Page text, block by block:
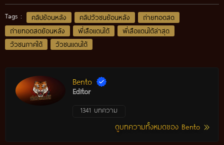
Tags : คลิปย้อนหลัง คลิปวัวชนย้อนหลัง
ถ่ายทอดสด
ถ่ายทอดสดย้อนหลัง
พี่เสือแดนใต้
พี่เสือแดนใต้ล่าสุด
วัวชนภาคใต้
วัวชนแดนใต้
Bento
Editor
1341 บทความ
ดูบทความทั้งหมดของ Bento